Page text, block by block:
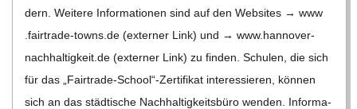
L
E
dern. Wei­tere Infor­ma­tio­nen sind auf den Web­sites → www​
.fair​trade​-towns​.de (exter­ner Link) und → www​.han​no​ver​-
nach​hal​tig​keit​.de (exter­ner Link) zu fin­den. Schu­len, die sich
für das „Fairtrade-School“-Zertifikat inter­es­sie­ren, kön­nen
sich an das städ­ti­sche Nach­hal­tig­keits­büro wen­den. Infor­ma­